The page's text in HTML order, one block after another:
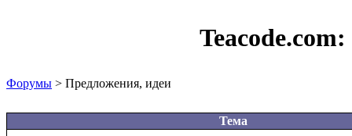
Teacode.com:
Форумы > Предложения, идеи
Тема